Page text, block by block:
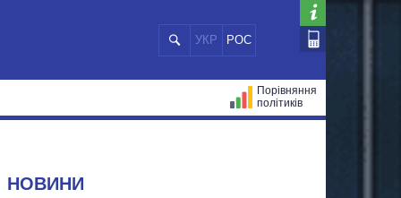
УКР РОС
Порівняння
політиків
НОВИНИ